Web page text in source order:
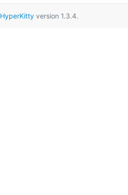
HyperKitty version 1.3.4.